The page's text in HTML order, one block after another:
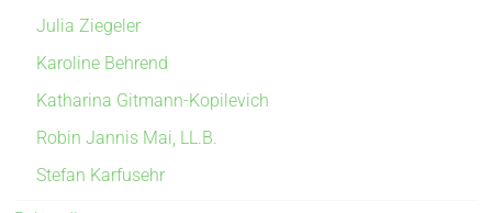
Julia Ziegeler
Karoline Behrend
Katharina Gitmann-Kopilevich
Robin Jannis Mai, LL.B.
Stefan Karfusehr